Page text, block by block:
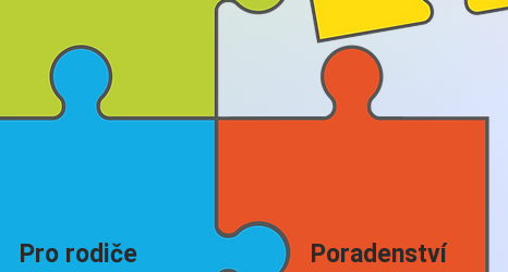
Pro rodiče Poradenství